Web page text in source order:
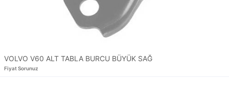
VOLVO V60 ALT TABLA BURCU BÜYÜK SAĞ
Fiyat Sorunuz